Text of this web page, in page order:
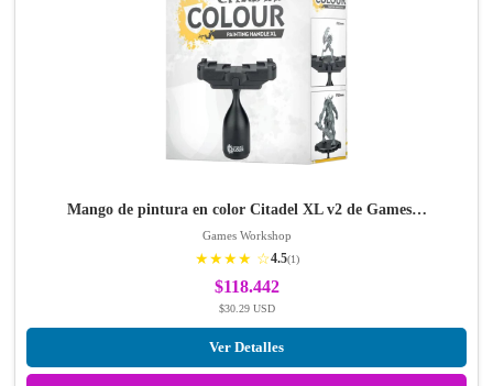
Mango de pintura en color Citadel XL v2 de Games…
Games Workshop
★★★★ ☆4.5(1)
$118.442
$30.29 USD
Ver Detalles